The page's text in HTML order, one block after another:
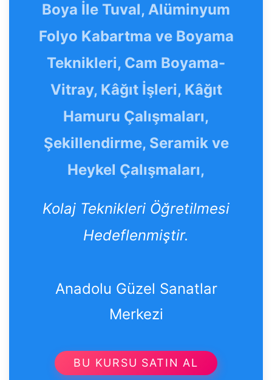
Boya İle Tuval, Alüminyum
Folyo Kabartma ve Boyama
Teknikleri, Cam Boyama-
Vitray, Kâğıt İşleri, Kâğıt
Hamuru Çalışmaları,
Şekillendirme, Seramik ve
Heykel Çalışmaları,
Kolaj Teknikleri Öğretilmesi
Hedeflenmiştir.
Anadolu Güzel Sanatlar
Merkezi
BU KURSU SATIN AL